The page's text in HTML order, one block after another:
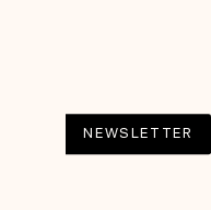
NEWSLETTER